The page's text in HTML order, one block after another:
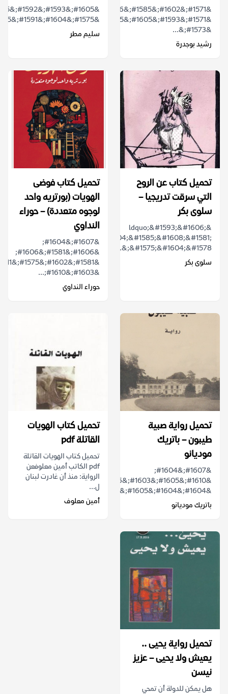
&#1571;&#1593;&#1605;&#1575;&#1604;&#1610;
&#1573;&...
رشيد بوجدرة
&#1575;&#1604;&#1591;&#1585;&#1608;&#1581;&#1575;&#...
سليم مطر
تحميل كتاب عن الروح
التي سرقت تدريجيا –
سلوى بكر
&ldquo;&#1593;&#1606;
&#1575;&#1604;&#1585;&#1608;&#1581;
&#1575;&#1604;&#1578;&...
سلوى بكر
تحميل كتاب فوضى
الهويات (بورتريه واحد
لوجوه متعددة) – حوراء
النداوي
&#1607;&#1604;
&#1606;&#1581;&#1606;
&#1603;&#1610;...
حوراء النداوي
تحميل رواية صبية
طيبون – باتريك
موديانو
&#1607;&#1604;
&#1610;&#1605;&#1603;&#1606;
&#1604;&#1604;&#1605;&#1575;&#1590;&...
باتريك موديانو
تحميل كتاب الهويات
القاتلة pdf
تحميل كتاب الهويات القاتلة
pdf الكاتب أمين معلوفعن
الرواية: منذ أن غادرت لبنان
ل...
أمين معلوف
تحميل رواية يحيى ..
يعيش ولا يحيى – عزيز
نيسن
هل يمكن للدولة أن تمحي